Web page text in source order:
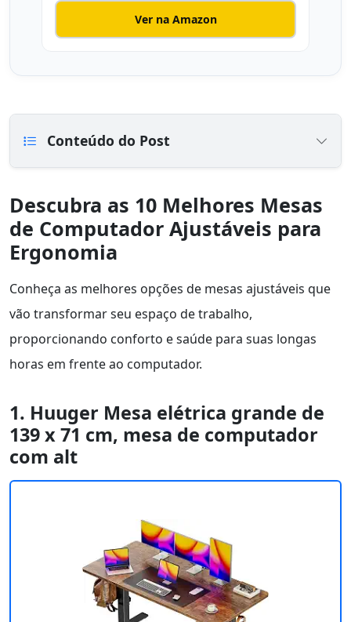
Ver na Amazon
Conteúdo do Post
Descubra as 10 Melhores Mesas
de Computador Ajustáveis para
Ergonomia
Conheça as melhores opções de mesas ajustáveis que
vão transformar seu espaço de trabalho,
proporcionando conforto e saúde para suas longas
horas em frente ao computador.
1. Huuger Mesa elétrica grande de
139 x 71 cm, mesa de computador
com alt